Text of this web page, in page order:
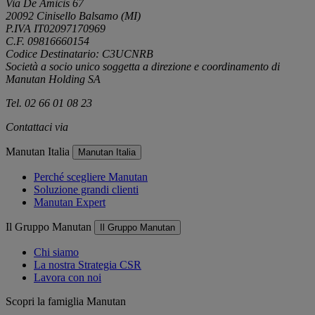
Via De Amicis 67
20092 Cinisello Balsamo (MI)
P.IVA IT02097170969
C.F. 09816660154
Codice Destinatario: C3UCNRB
Società a socio unico soggetta a direzione e coordinamento di
Manutan Holding SA
Tel. 02 66 01 08 23
Contattaci via
Manutan Italia Manutan Italia
Perché scegliere Manutan
Soluzione grandi clienti
Manutan Expert
Il Gruppo Manutan Il Gruppo Manutan
Chi siamo
La nostra Strategia CSR
Lavora con noi
Scopri la famiglia Manutan